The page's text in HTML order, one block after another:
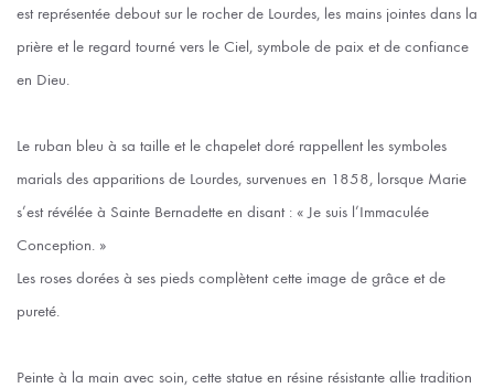
est représentée debout sur le rocher de Lourdes, les mains jointes dans la
prière et le regard tourné vers le Ciel, symbole de paix et de confiance
en Dieu.
Le ruban bleu à sa taille et le chapelet doré rappellent les symboles
marials des apparitions de Lourdes, survenues en 1858, lorsque Marie
s’est révélée à Sainte Bernadette en disant : « Je suis l’Immaculée
Conception. »
Les roses dorées à ses pieds complètent cette image de grâce et de
pureté.
Peinte à la main avec soin, cette statue en résine résistante allie tradition